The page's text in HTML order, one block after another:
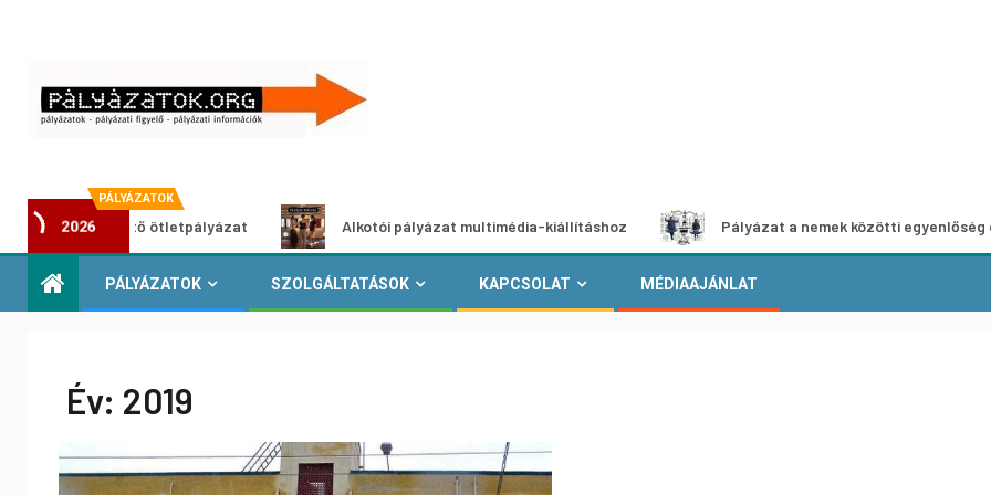
PÁLYÁZATOK
2026
ötletpályázat Alkotói pályázat multimédia-kiállításhoz Pályázat a nemek közötti egyenlőség európai
PÁLYÁZATOK SZOLGÁLTATÁSOK KAPCSOLAT MÉDIAAJÁNLAT
Év: 2019